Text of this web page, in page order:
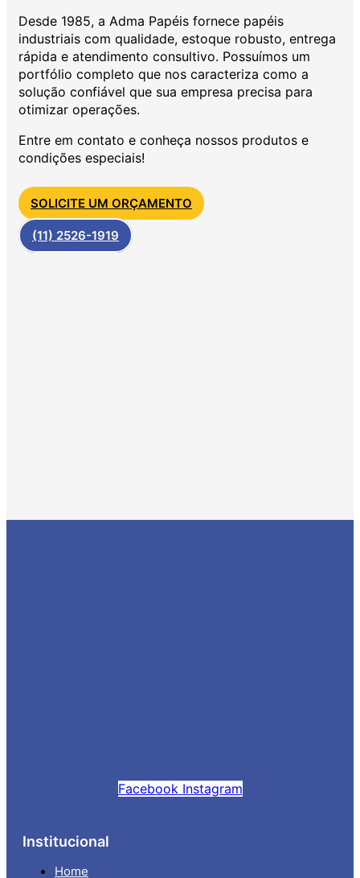
Desde 1985, a Adma Papéis fornece papéis
industriais com qualidade, estoque robusto, entrega
rápida e atendimento consultivo. Possuímos um
portfólio completo que nos caracteriza como a
solução confiável que sua empresa precisa para
otimizar operações.
Entre em contato e conheça nossos produtos e
condições especiais!
SOLICITE UM ORÇAMENTO
(11) 2526-1919
Facebook Instagram
Institucional
Home